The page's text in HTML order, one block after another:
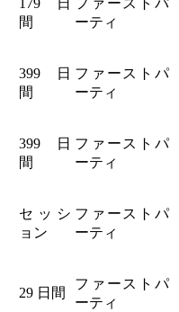
179 日
間
ファーストパ
ーティ
399 日
間
ファーストパ
ーティ
399 日
間
ファーストパ
ーティ
セッシ
ョン
ファーストパ
ーティ
29 日間
ファーストパ
ーティ